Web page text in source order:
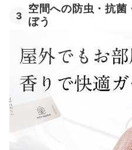
3
空間への防虫・抗菌
ぼう